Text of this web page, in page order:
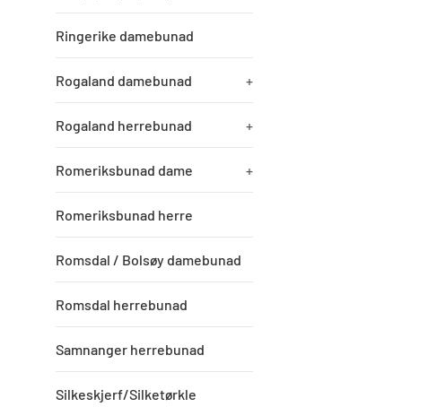
Ringerike damebunad
Rogaland damebunad +
Rogaland herrebunad +
Romeriksbunad dame +
Romeriksbunad herre
Romsdal / Bolsøy damebunad
Romsdal herrebunad
Samnanger herrebunad
Silkeskjerf/Silketørkle